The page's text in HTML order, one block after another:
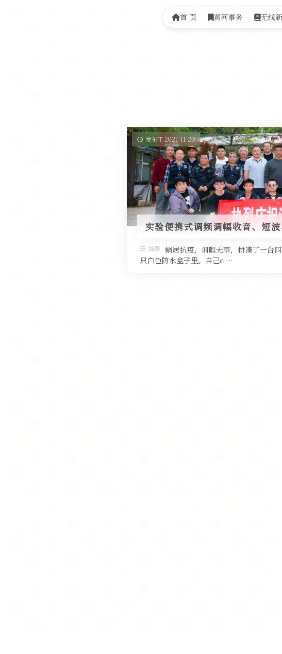
首 页 黄河事务 无线
发布于 2021-11-20
实验便携式调频调幅收音、短
摘要
蜗居抗疫，闲暇无事，拼凑了一台
只白色防水盒子里。自己c …